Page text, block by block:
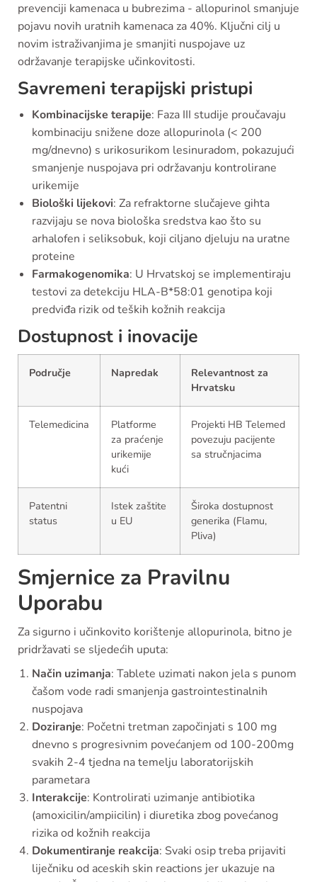
prevenciji kamenaca u bubrezima - allopurinol smanjuje
pojavu novih uratnih kamenaca za 40%. Ključni cilj u
novim istraživanjima je smanjiti nuspojave uz
održavanje terapijske učinkovitosti.
Savremeni terapijski pristupi
Kombinacijske terapije: Faza III studije proučavaju
kombinaciju snižene doze allopurinola (< 200
mg/dnevno) s urikosurikom lesinuradom, pokazujući
smanjenje nuspojava pri održavanju kontrolirane
urikemije
Biološki lijekovi: Za refraktorne slučajeve gihta
razvijaju se nova biološka sredstva kao što su
arhalofen i seliksobuk, koji ciljano djeluju na uratne
proteine
Farmakogenomika: U Hrvatskoj se implementiraju
testovi za detekciju HLA-B*58:01 genotipa koji
predviđa rizik od teških kožnih reakcija
Dostupnost i inovacije
Područje Napredak
Relevantnost za
Hrvatsku
Telemedicina
Platforme
za praćenje
urikemije
kući
Projekti HB Telemed
povezuju pacijente
sa stručnjacima
Patentni
status
Istek zaštite
u EU
Široka dostupnost
generika (Flamu,
Pliva)
Smjernice za Pravilnu
Uporabu
Za sigurno i učinkovito korištenje allopurinola, bitno je
pridržavati se sljedećih uputa:
Način uzimanja: Tablete uzimati nakon jela s punom
čašom vode radi smanjenja gastrointestinalnih
nuspojava
Doziranje: Početni tretman započinjati s 100 mg
dnevno s progresivnim povećanjem od 100-200mg
svakih 2-4 tjedna na temelju laboratorijskih
parametara
Interakcije: Kontrolirati uzimanje antibiotika
(amoxicilin/ampiicilin) i diuretika zbog povećanog
rizika od kožnih reakcija
Dokumentiranje reakcija: Svaki osip treba prijaviti
liječniku od aceskih skin reactions jer ukazuje na